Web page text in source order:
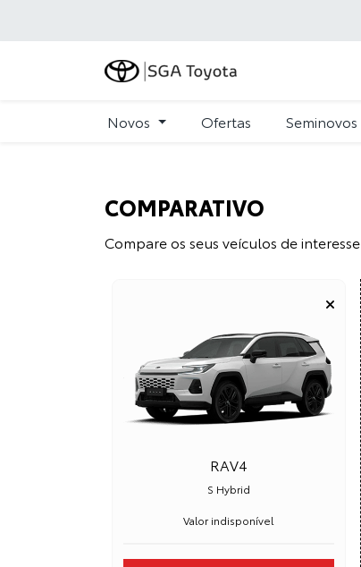
Novos Ofertas Seminovos
COMPARATIVO
Compare os seus veículos de interesse
RAV4
S Hybrid
Valor indisponível